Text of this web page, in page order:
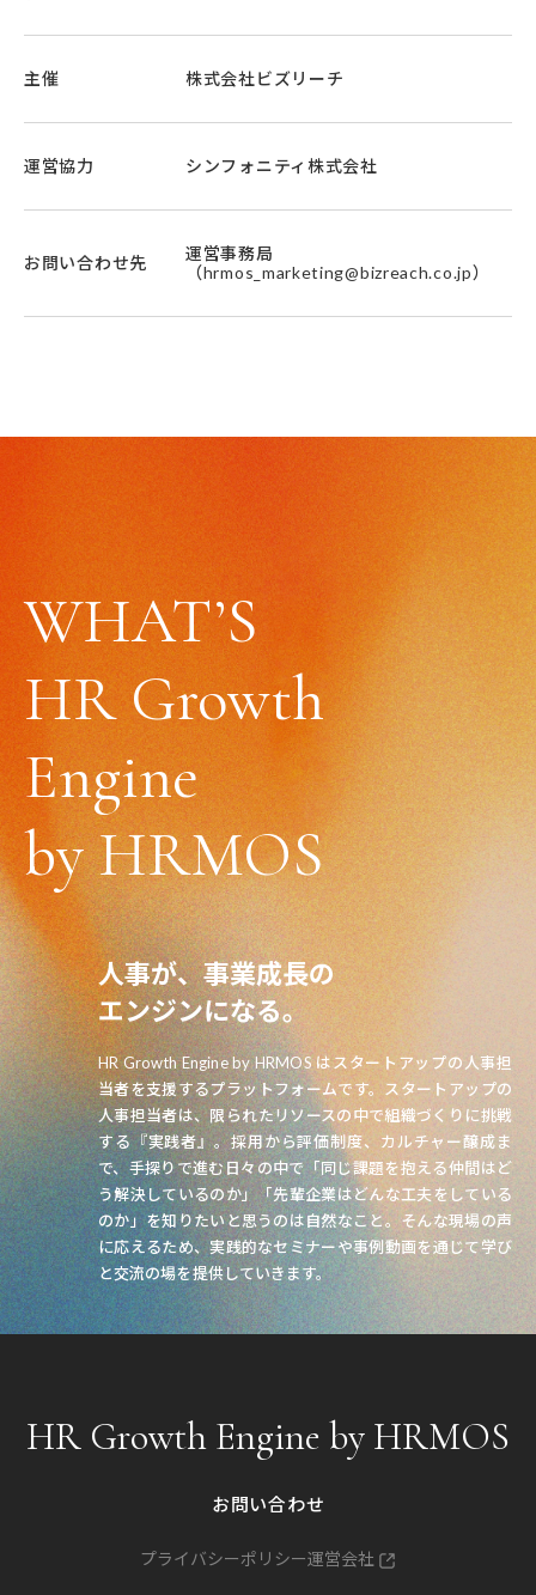
主催 株式会社ビズリーチ
運営協力 シンフォニティ株式会社
お問い合わせ先
運営事務局
（hrmos_marketing@bizreach.co.jp）
WHAT’S
HR Growth
Engine
by HRMOS
人事が、事業成長の
エンジンになる。
HR Growth Engine by HRMOS はスタートアップの人事担
当者を支援するプラットフォームです。スタートアップの
人事担当者は、限られたリソースの中で組織づくりに挑戦
する『実践者』。採用から評価制度、カルチャー醸成ま
で、手探りで進む日々の中で「同じ課題を抱える仲間はど
う解決しているのか」「先輩企業はどんな工夫をしている
のか」を知りたいと思うのは自然なこと。そんな現場の声
に応えるため、実践的なセミナーや事例動画を通じて学び
と交流の場を提供していきます。
HR Growth Engine by HRMOS
お問い合わせ
プライバシーポリシー運営会社